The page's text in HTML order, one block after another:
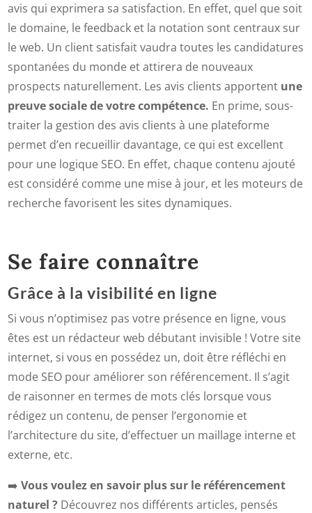
avis qui exprimera sa satisfaction. En effet, quel que soit
le domaine, le feedback et la notation sont centraux sur
le web. Un client satisfait vaudra toutes les candidatures
spontanées du monde et attirera de nouveaux
prospects naturellement. Les avis clients apportent une
preuve sociale de votre compétence. En prime, sous-
traiter la gestion des avis clients à une plateforme
permet d’en recueillir davantage, ce qui est excellent
pour une logique SEO. En effet, chaque contenu ajouté
est considéré comme une mise à jour, et les moteurs de
recherche favorisent les sites dynamiques.
Se faire connaître
Grâce à la visibilité en ligne
Si vous n’optimisez pas votre présence en ligne, vous
êtes est un rédacteur web débutant invisible ! Votre site
internet, si vous en possédez un, doit être réfléchi en
mode SEO pour améliorer son référencement. Il s’agit
de raisonner en termes de mots clés lorsque vous
rédigez un contenu, de penser l’ergonomie et
l’architecture du site, d’effectuer un maillage interne et
externe, etc.
➡️Vous voulez en savoir plus sur le référencement
naturel ? Découvrez nos différents articles, pensés